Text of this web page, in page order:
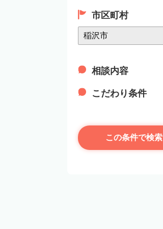
市区町村
相談内容
こだわり条件
この条件で検索